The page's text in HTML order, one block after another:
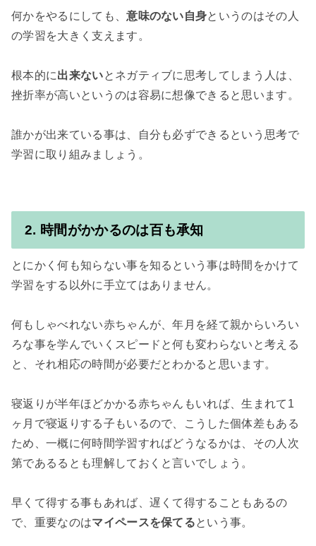
何かをやるにしても、意味のない自身というのはその人
の学習を大きく支えます。
根本的に出来ないとネガティブに思考してしまう人は、
挫折率が高いというのは容易に想像できると思います。
誰かが出来ている事は、自分も必ずできるという思考で
学習に取り組みましょう。
2. 時間がかかるのは百も承知
とにかく何も知らない事を知るという事は時間をかけて
学習をする以外に手立てはありません。
何もしゃべれない赤ちゃんが、年月を経て親からいろい
ろな事を学んでいくスピードと何も変わらないと考える
と、それ相応の時間が必要だとわかると思います。
寝返りが半年ほどかかる赤ちゃんもいれば、生まれて1
ヶ月で寝返りする子もいるので、こうした個体差もある
ため、一概に何時間学習すればどうなるかは、その人次
第であるるとも理解しておくと言いでしょう。
早くて得する事もあれば、遅くて得することもあるの
で、重要なのはマイペースを保てるという事。